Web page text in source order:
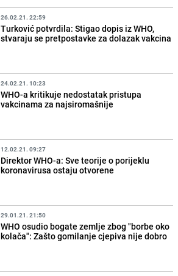
26.02.21. 22:59
Turković potvrdila: Stigao dopis iz WHO,
stvaraju se pretpostavke za dolazak vakcina
24.02.21. 10:23
WHO-a kritikuje nedostatak pristupa
vakcinama za najsiromašnije
12.02.21. 09:27
Direktor WHO-a: Sve teorije o porijeklu
koronavirusa ostaju otvorene
29.01.21. 21:50
WHO osudio bogate zemlje zbog "borbe oko
kolača": Zašto gomilanje cjepiva nije dobro